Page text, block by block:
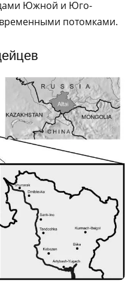
Южной и Юго-
потомками.